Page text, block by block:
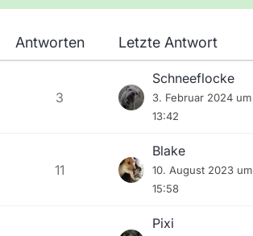
Antworten Letzte Antwort
3
Schneeflocke
3. Februar 2024 um
13:42
11
Blake
10. August 2023 um
15:58
Pixi